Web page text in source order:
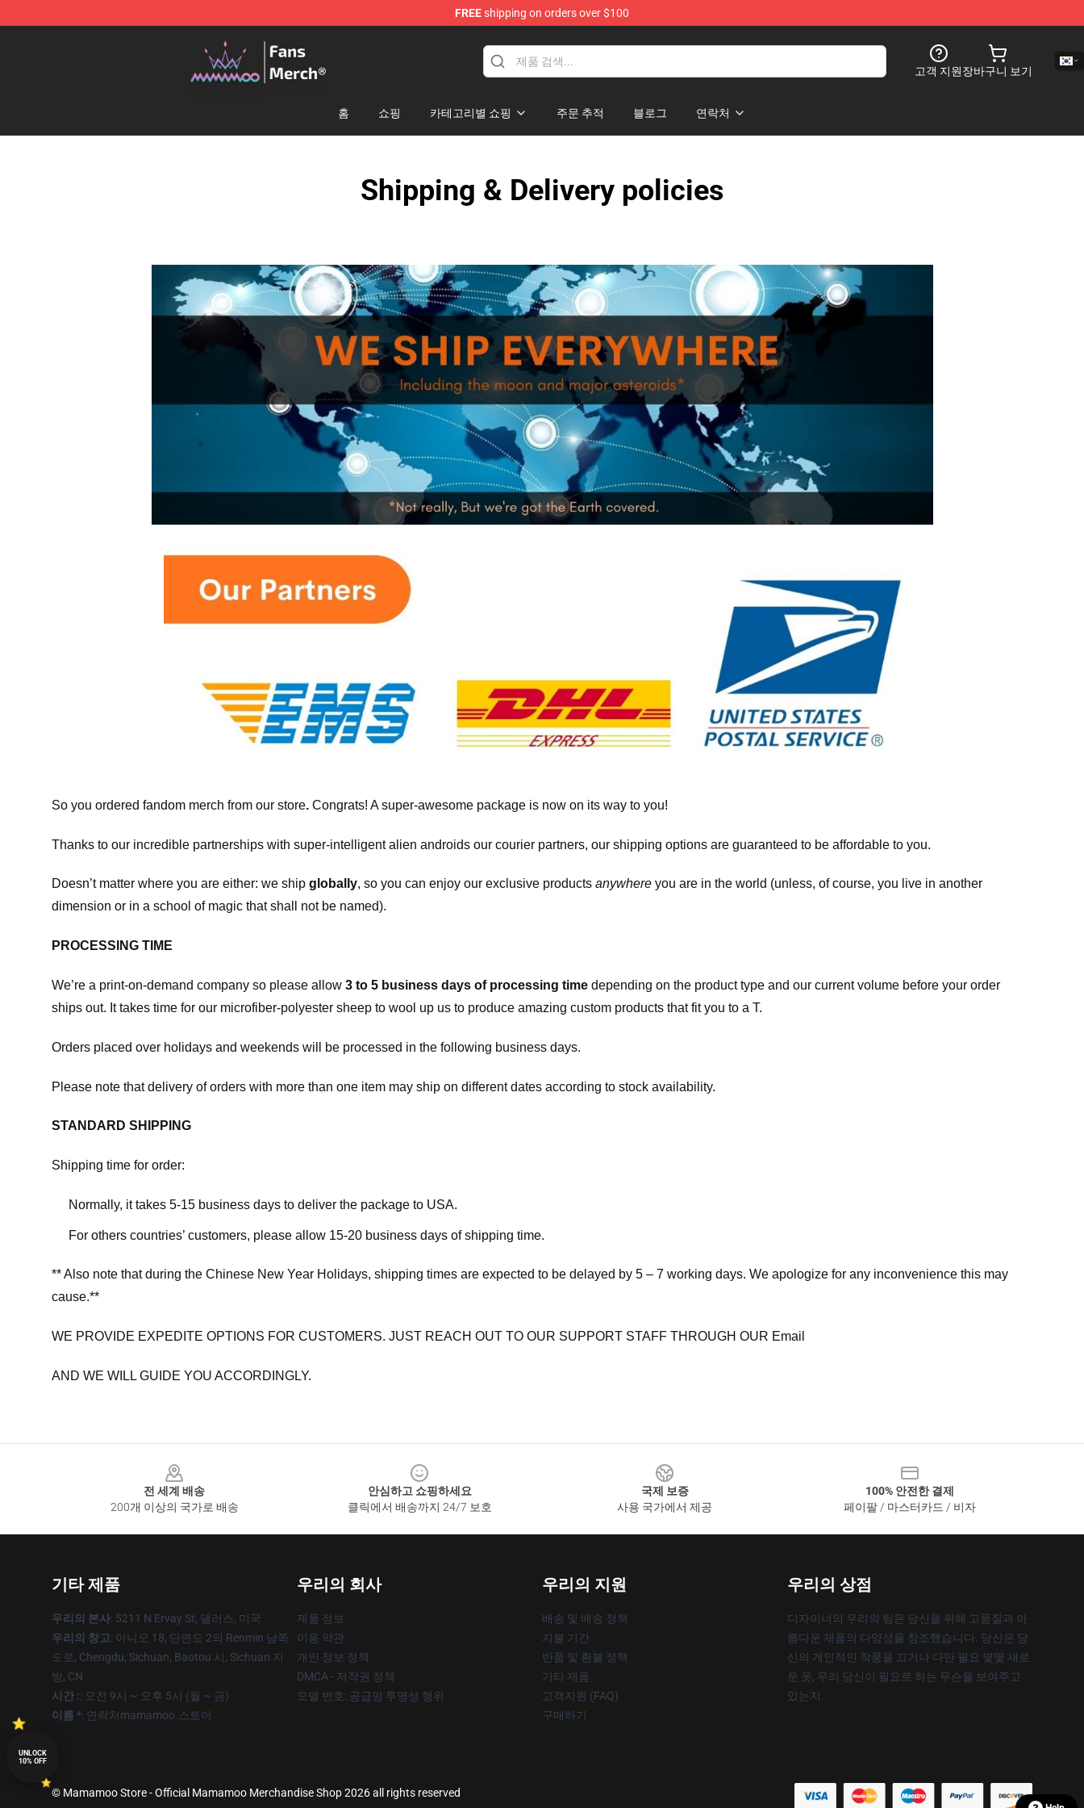
FREEshipping on orders over $100
Mamamoo Store - Official Mamamoo Merchandise Shop
고객 지원장바구니 보기
홈 쇼핑 카테고리별 쇼핑 주문 추적 블로그 연락처
Shipping & Delivery policies
So you ordered fandom merch from our store. Congrats! A super-awesome package is now on its way to you!
Thanks to our incredible partnerships with super-intelligent alien androids our courier partners, our shipping options are guaranteed to be affordable to you.
Doesn’t matter where you are either: we ship globally, so you can enjoy our exclusive products anywhere you are in the world (unless, of course, you live in another
dimension or in a school of magic that shall not be named).
PROCESSING TIME
We’re a print-on-demand company so please allow 3 to 5 business days of processing time depending on the product type and our current volume before your order
ships out. It takes time for our microfiber-polyester sheep to wool up us to produce amazing custom products that fit you to a T.
Orders placed over holidays and weekends will be processed in the following business days.
Please note that delivery of orders with more than one item may ship on different dates according to stock availability.
STANDARD SHIPPING
Shipping time for order:
Normally, it takes 5-15 business days to deliver the package to USA.
For others countries’ customers, please allow 15-20 business days of shipping time.
** Also note that during the Chinese New Year Holidays, shipping times are expected to be delayed by 5 – 7 working days. We apologize for any inconvenience this may
cause.**
WE PROVIDE EXPEDITE OPTIONS FOR CUSTOMERS. JUST REACH OUT TO OUR SUPPORT STAFF THROUGH OUR Email
AND WE WILL GUIDE YOU ACCORDINGLY.
전 세계 배송
200개 이상의 국가로 배송
안심하고 쇼핑하세요
클릭에서 배송까지 24/7 보호
국제 보증
사용 국가에서 제공
100% 안전한 결제
페이팔 / 마스터카드 / 비자
기타 제품
우리의 본사: 5211 N Ervay St, 댈러스, 미국
우리의 창고: 아니오 18, 단면도 2의 Renmin 남쪽
도로, Chengdu, Sichuan, Baotou 시, Sichuan 지
방, CN
시간 :: 오전 9시 ~ 오후 5시 (월 ~ 금)
이름 *: 연락처mamamoo.스토어
우리의 회사
제품 정보
이용 약관
개인 정보 정책
DMCA - 저작권 정책
모델 번호: 공급망 투명성 행위
우리의 지원
배송 및 배송 정책
지불 기간
반품 및 환불 정책
기타 제품
고객지원 (FAQ)
구매하기
우리의 상점
디자이너의 우리의 팀은 당신을 위해 고품질과 아
름다운 제품의 다양성을 창조했습니다. 당신은 당
신의 개인적인 작풍을 끄거나 다만 필요 몇몇 새로
운 옷, 우리 당신이 필요로 하는 무슨을 보여주고
있는지.
© Mamamoo Store - Official Mamamoo Merchandise Shop 2026 all rights reserved
UNLOCK
10% OFF